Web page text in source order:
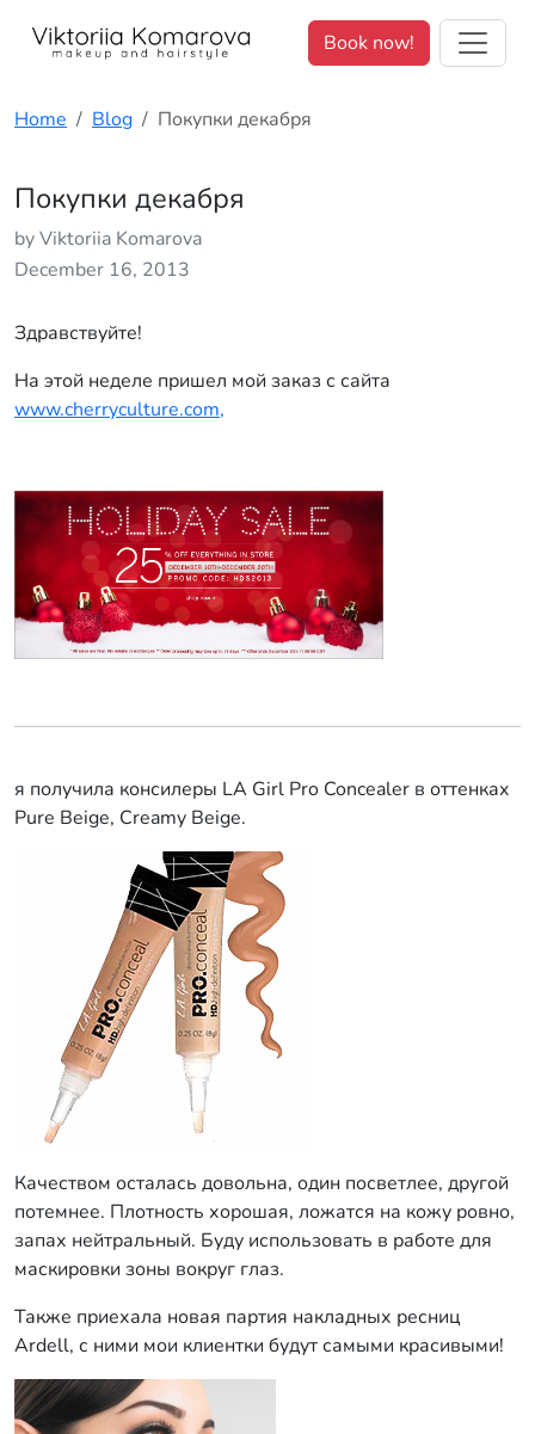
Book now!
Home Blog Покупки декабря
Покупки декабря
by Viktoriia Komarova
December 16, 2013
Здравствуйте!
На этой неделе пришел мой заказ с сайта
www.cherryculture.com,
я получила консилеры LA Girl Pro Concealer в оттенках
Pure Beige, Creamy Beige.
Качеством осталась довольна, один посветлее, другой
потемнее. Плотность хорошая, ложатся на кожу ровно,
запах нейтральный. Буду использовать в работе для
маскировки зоны вокруг глаз.
Также приехала новая партия накладных ресниц
Ardell, с ними мои клиентки будут самыми красивыми!
We value your privacy. <p>We use cookies to enhance your